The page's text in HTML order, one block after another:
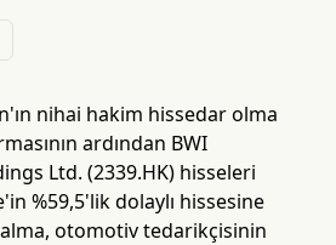
nihai hakim hissedar olma
ardından BWI
Ltd. (2339.HK) hisseleri
%59,5'lik dolaylı hissesine
otomotiv tedarikçisinin